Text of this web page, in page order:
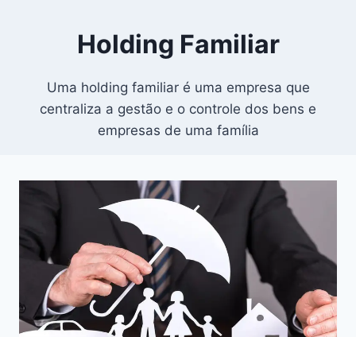
Holding Familiar
Uma holding familiar é uma empresa que
centraliza a gestão e o controle dos bens e
empresas de uma família